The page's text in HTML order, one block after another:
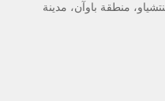
منطقة باوآن، مدينة